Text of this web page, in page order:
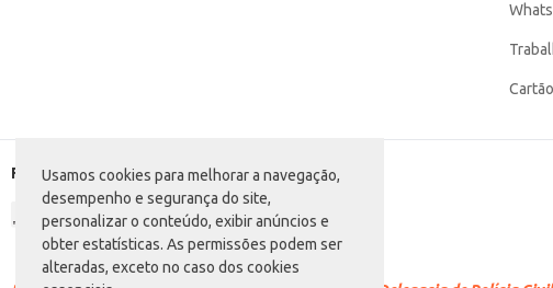
Usamos cookies para melhorar a navegação,
desempenho e segurança do site,
personalizar o conteúdo, exibir anúncios e
obter estatísticas. As permissões podem ser
alteradas, exceto no caso dos cookies
Formas de pagamento